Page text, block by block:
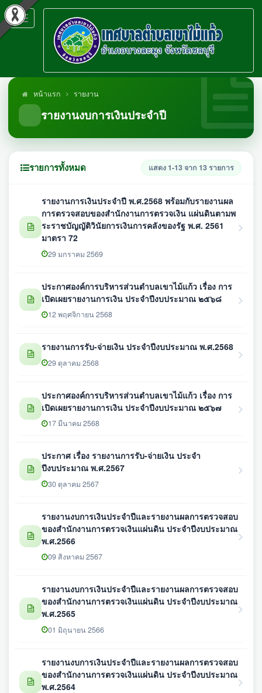
Toggle
navigation
หน้าแรก รายงาน
รายงานงบการเงินประจำปี
รายการทั้งหมด แสดง 1-13 จาก 13 รายการ
รายงานการเงินประจำปี พ.ศ.2568 พร้อมกับรายงานผล
การตรวจสอบของสำนักงานการตรวจเงิน แผ่นดินตามพ
ระราชบัญญัติวินัยการเงินการคลังของรัฐ พ.ศ. 2561
มาตรา 72
29 มกราคม 2569
ประกาศองค์การบริหารส่วนตำบลเขาไม้แก้ว เรื่อง การ
เปิดเผยรายงานการเงิน ประจำปีงบประมาณ ๒๕๖๘
12 พฤศจิกายน 2568
รายงานการรับ-จ่ายเงิน ประจำปีงบประมาณ พ.ศ.2568
29 ตุลาคม 2568
ประกาศองค์การบริหารส่วนตำบลเขาไม้แก้ว เรื่อง การ
เปิดเผยรายงานการเงิน ประจำปีงบประมาณ ๒๕๖๗
17 มีนาคม 2568
ประกาศ เรื่อง รายงานการรับ-จ่ายเงิน ประจำ
ปีงบประมาณ พ.ศ.2567
30 ตุลาคม 2567
รายงานงบการเงินประจำปีและรายงานผลการตรวจสอบ
ของสำนักงานการตรวจเงินแผ่นดิน ประจำปีงบประมาณ
พ.ศ.2566
09 สิงหาคม 2567
รายงานงบการเงินประจำปีและรายงานผลการตรวจสอบ
ของสำนักงานการตรวจเงินแผ่นดิน ประจำปีงบประมาณ
พ.ศ.2565
01 มิถุนายน 2566
รายงานงบการเงินประจำปีและรายงานผลการตรวจสอบ
ของสำนักงานการตรวจเงินแผ่นดิน ประจำปีงบประมาณ
พ.ศ.2564